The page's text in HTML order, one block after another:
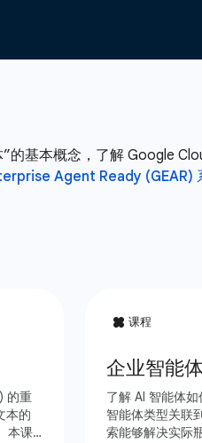
基本概念，了解 Google
Agent Ready (GEAR)